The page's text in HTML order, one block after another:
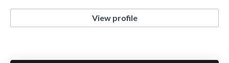
View profile